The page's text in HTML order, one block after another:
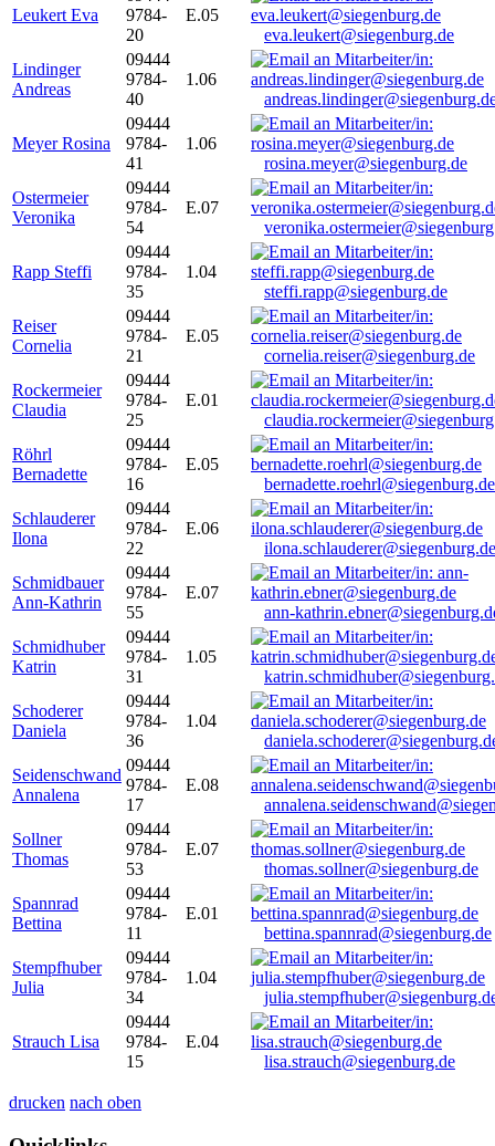
Leukert Eva
9784-
20
E.05
eva.leukert@siegenburg.de
Lindinger
Andreas
09444
9784-
40
1.06
Meyer Rosina
09444
9784-
41
1.06
rosina.meyer@siegenburg.de
Ostermeier
Veronika
09444
9784-
54
E.07
Rapp Steffi
09444
9784-
35
1.04
steffi.rapp@siegenburg.de
Reiser
Cornelia
09444
9784-
21
E.05
cornelia.reiser@siegenburg.de
Rockermeier
Claudia
09444
9784-
25
E.01
Röhrl
Bernadette
09444
9784-
16
E.05
bernadette.roehrl@siegenburg.de
Schlauderer
Ilona
09444
9784-
22
E.06
ilona.schlauderer@siegenburg.de
Schmidbauer
Ann-Kathrin
09444
9784-
55
E.07
ann-
Schmidhuber
Katrin
09444
9784-
31
1.05
Schoderer
Daniela
09444
9784-
36
1.04
Seidenschwand
Annalena
09444
9784-
17
E.08
Sollner
Thomas
09444
9784-
53
E.07
thomas.sollner@siegenburg.de
Spannrad
Bettina
09444
9784-
11
E.01
bettina.spannrad@siegenburg.de
Stempfhuber
Julia
09444
9784-
34
1.04
Strauch Lisa
09444
9784-
15
E.04
lisa.strauch@siegenburg.de
drucken nach oben